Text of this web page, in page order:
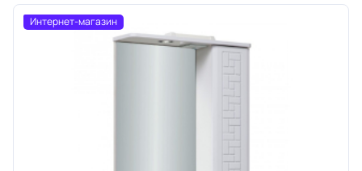
Интернет-магазин